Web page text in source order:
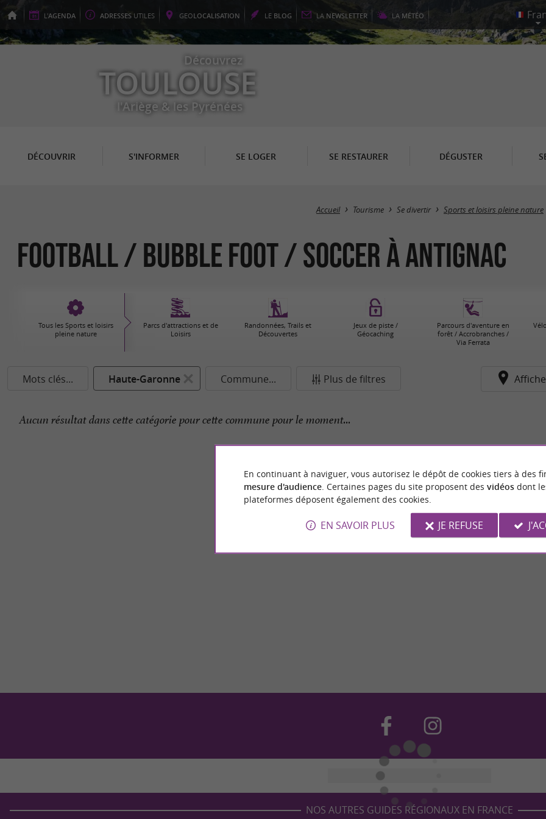
L'AGENDA ADRESSES UTILES GEOLOCALISATION LE BLOG LA NEWSLETTER LA MÉTÉO
Découvrez
TOULOUSE
l'Ariège & les Pyrénées
DÉCOUVRIR S'INFORMER SE LOGER SE RESTAURER DÉGUSTER
Accueil Tourisme Se divertir Sports et loisirs pleine nature
Football / Bubble Foot / Soccer à Antignac
Tous les Sports et loisirs
pleine nature
Parcs d'attractions et de
Loisirs
Randonnées, Trails et
Découvertes
Jeux de piste /
Géocaching
Parcours d'aventure en
forêt / Accrobranches /
Via Ferrata
Mots clés... Haute-Garonne Commune... Plus de filtres
Aucun résultat dans cette catégorie pour cette commune pour le moment...
NOS AUTRES GUIDES RÉGIONAUX EN FRANCE
En continuant à naviguer, vous autorisez le dépôt de cookies tiers à des
mesure d'audience. Certaines pages du site proposent des vidéosdont
plateformes déposent également des cookies.
EN SAVOIR PLUS JE REFUSE